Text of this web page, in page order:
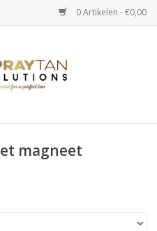
0 Artikelen - €0,00
magneet